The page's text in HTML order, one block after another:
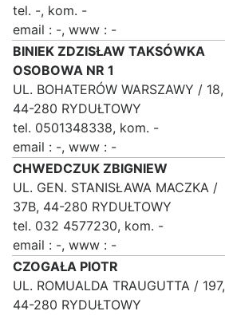
tel. -, kom. -
email : -, www : -
BINIEK ZDZISŁAW TAKSÓWKA
OSOBOWA NR 1
UL. BOHATERÓW WARSZAWY / 18,
44-280 RYDUŁTOWY
tel. 0501348338, kom. -
email : -, www : -
CHWEDCZUK ZBIGNIEW
UL. GEN. STANISŁAWA MACZKA /
37B, 44-280 RYDUŁTOWY
tel. 032 4577230, kom. -
email : -, www : -
CZOGAŁA PIOTR
UL. ROMUALDA TRAUGUTTA / 197,
44-280 RYDUŁTOWY